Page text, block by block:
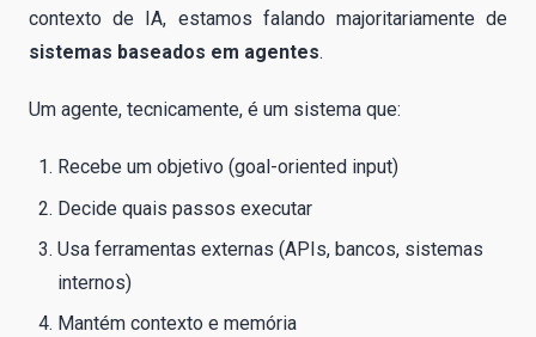
contexto de IA, estamos falando majoritariamente de
sistemas baseados em agentes.
Um agente, tecnicamente, é um sistema que:
Recebe um objetivo (goal-oriented input)
Decide quais passos executar
Usa ferramentas externas (APIs, bancos, sistemas
internos)
Mantém contexto e memória